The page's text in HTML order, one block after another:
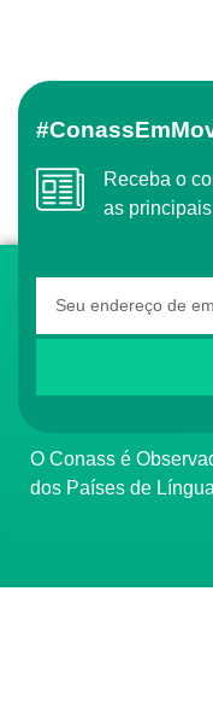
Receba o conteúdo semanal do Conass com
as
O Conass é Observador Consultivo da Comunidade
dos Países de